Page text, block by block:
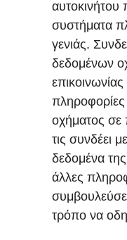
αυτοκινήτου
συστήματα
γενιάς.
δεδομένων
πληροφορίες
οχήματος σε
τις συνδέει
δεδομένα
άλλες
τρόπο να